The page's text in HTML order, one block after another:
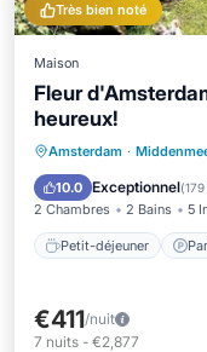
Très bien noté
Maison
Fleur
heureux!
Amsterdam ·
10.0 Exceptionnel(
2 Chambres 2 Bains 5
Petit-déjeuner
Petit-
Balcon/
€411/nuit
7 nuits - €2,877